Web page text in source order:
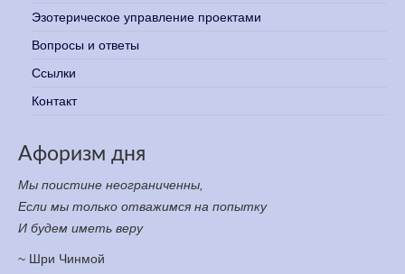
Эзотерическое управление проектами
Вопросы и ответы
Ссылки
Контакт
Афоризм дня
Мы поистине неограниченны,
Если мы только отважимся на попытку
И будем иметь веру
~ Шри Чинмой